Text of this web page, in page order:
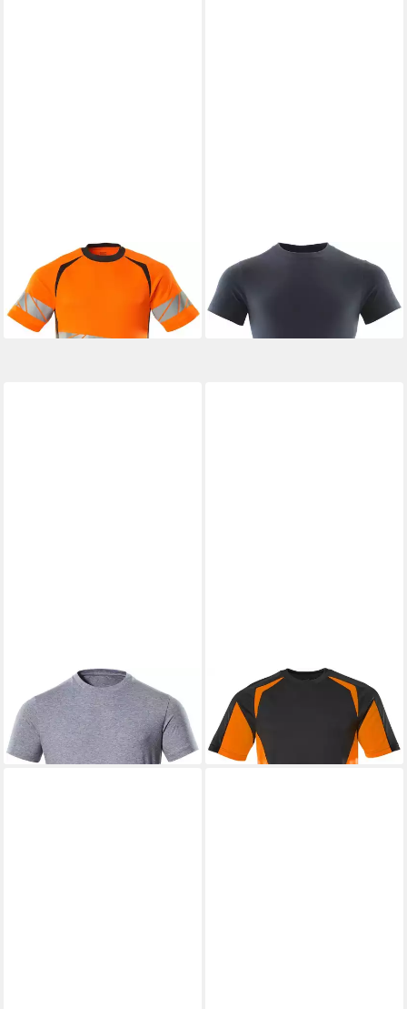
MASCOTT-Shirt
ab 88,19 €
MASCOT
ab 30,39 €
MASCOT T-Shirt
ab 40,19 €
+4
MASCOTT-Shirt
ab 65,29 €